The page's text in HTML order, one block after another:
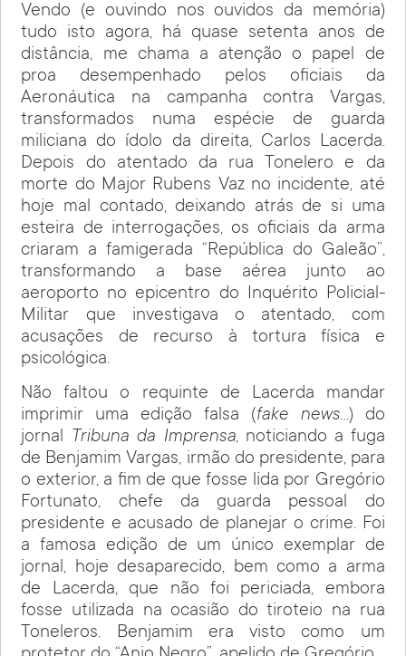
Vendo (e ouvindo nos ouvidos da memória)
tudo isto agora, há quase setenta anos de
distância, me chama a atenção o papel de
proa desempenhado pelos oficiais da
Aeronáutica na campanha contra Vargas,
transformados numa espécie de guarda
miliciana do ídolo da direita, Carlos Lacerda.
Depois do atentado da rua Tonelero e da
morte do Major Rubens Vaz no incidente, até
hoje mal contado, deixando atrás de si uma
esteira de interrogações, os oficiais da arma
criaram a famigerada “República do Galeão”,
transformando a base aérea junto ao
aeroporto no epicentro do Inquérito Policial-
Militar que investigava o atentado, com
acusações de recurso à tortura física e
psicológica.
Não faltou o requinte de Lacerda mandar
imprimir uma edição falsa (fake news…) do
jornal Tribuna da Imprensa, noticiando a fuga
de Benjamim Vargas, irmão do presidente, para
o exterior, a fim de que fosse lida por Gregório
Fortunato, chefe da guarda pessoal do
presidente e acusado de planejar o crime. Foi
a famosa edição de um único exemplar de
jornal, hoje desaparecido, bem como a arma
de Lacerda, que não foi periciada, embora
fosse utilizada na ocasião do tiroteio na rua
Toneleros. Benjamim era visto como um